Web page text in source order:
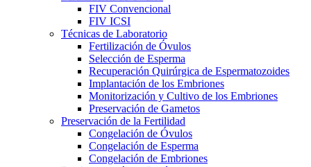
FIV Convencional
FIV ICSI
Técnicas de Laboratorio
Fertilización de Óvulos
Selección de Esperma
Recuperación Quirúrgica de Espermatozoides
Implantación de los Embriones
Monitorización y Cultivo de los Embriones
Preservación de Gametos
Preservación de la Fertilidad
Congelación de Óvulos
Congelación de Esperma
Congelación de Embriones